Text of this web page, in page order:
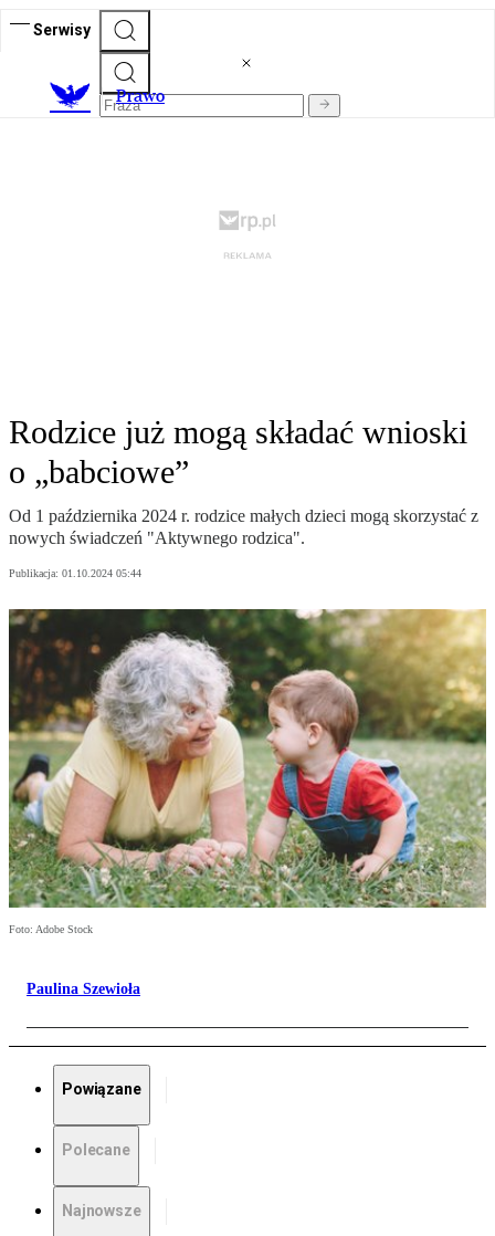
Serwisy
Prawo
Rodzice już mogą składać wnioski
o „babciowe”
Od 1 października 2024 r. rodzice małych dzieci mogą skorzystać z
nowych świadczeń "Aktywnego rodzica".
Publikacja: 01.10.2024 05:44
Foto: Adobe Stock
Paulina Szewioła
Powiązane
Polecane
Najnowsze